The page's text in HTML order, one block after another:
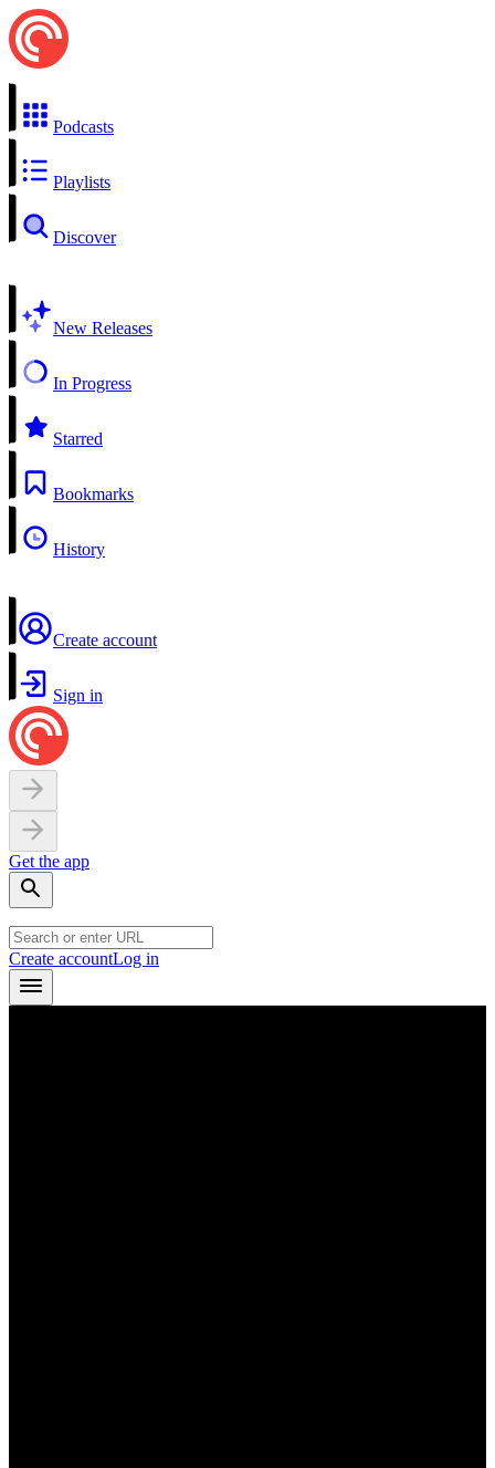
Podcasts
Playlists
Discover
New Releases
In Progress
Starred
Bookmarks
History
Create account
Sign in
Get the app
Create accountLog in